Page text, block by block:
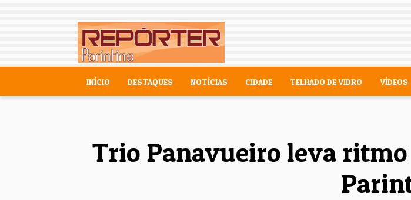
INÍCIO DESTAQUES NOTÍCIAS CIDADE TELHADO DE VIDRO VÍDEOS
Trio Panavueiro leva